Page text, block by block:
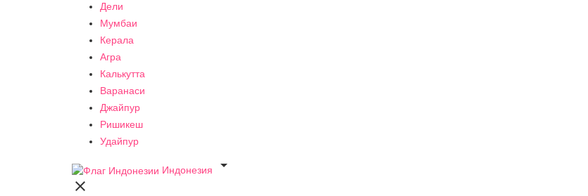
Дели
Мумбаи
Керала
Агра
Калькутта
Варанаси
Джайпур
Ришикеш
Удайпур
Индонезия

